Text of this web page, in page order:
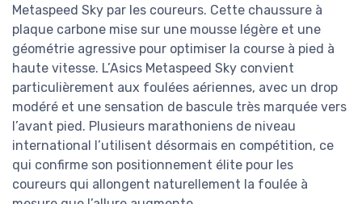
Metaspeed Sky par les coureurs. Cette chaussure à
plaque carbone mise sur une mousse légère et une
géométrie agressive pour optimiser la course à pied à
haute vitesse. L’Asics Metaspeed Sky convient
particulièrement aux foulées aériennes, avec un drop
modéré et une sensation de bascule très marquée vers
l’avant pied. Plusieurs marathoniens de niveau
international l’utilisent désormais en compétition, ce
qui confirme son positionnement élite pour les
coureurs qui allongent naturellement la foulée à